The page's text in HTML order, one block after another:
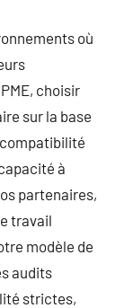
où
choisir
sur la base
à
partenaires,
travail
modèle de
audits
strictes,